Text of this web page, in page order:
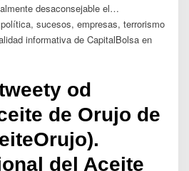
desaconsejable el…
sucesos, empresas, terrorismo
informativa de CapitalBolsa en
od
de Orujo de
del Aceite